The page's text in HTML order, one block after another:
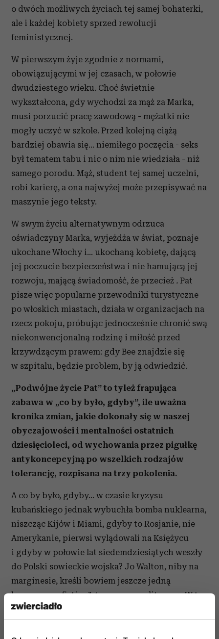
o dwóch możliwych życiach tej samej bohaterki,
ale i każdej kobiety sprzed rewolucji
feministycznej.
W pierwszym żyje zgodnie z normami,
obowiązującymi w jej czasach, w połowie
dwudziestego wieku. Choć świetnie
wykształcona, gdy wychodzi za mąż za Marka,
musi porzucić pracę zawodową - mężatki nie
mogły uczyć w szkole. Przed kolejną ciążą
bardziej obawia się… niemiłego poczęcia - seks
był tematem tabu i nic o nim nie wiedziała - niż
samego porodu. Mąż, student tej samej uczelni,
robi karierę, a ona najwyżej może przepisywać na
maszynie jego teksty.
W swym życiu alternatywnym odrzuca
oświadczyny Marka, wyjeżdża w świat, poznaje
ukochane Włochy i… ukochaną kobietę, dającą
jej poczucie bezpieczeństwa i nie hamującą jej
rozwoju, mającą świadomość, że przecież . Pat
pisze więc popularne przewodniki turystyczne
po włoskich miastach, działa w organizacjach na
rzecz pokoju, próbując jednocześnie chronić swą
niekonwencjonalną rodzinę i miłość przed
krzywdzącym prawem: gdy Bee znajdzie się
w szpitalu, będzie problem, by ją odwiedzić.
„Podwójne życie Pat” to tyleż frapująca
zabawa w „co by było, gdyby”, ile uważna
kronika zmian, jakie dokonały się w naszej
obyczajowości i mentalności ostatnich
dziesięcioleci, od wychowania przez pigułkę
antykoncepcyjną po wszelkich rodzajów
tolerancję, rozpisana na trzy pokolenia.
A co by było, gdyby… w czasie kryzysu
kubańskiego jednak wybuchła bomba nuklearna,
niszcząc Kijów i Miami, gdyby to Rosjanie, nie
Amerykanie, pierwsi wylądowali na Księżycu
i gdyby w połowie lat siedemdziesiątych weszły
do Polski sowieckie wojska? Jo Walton, niby na
marginesie, kreśli bowiem jeszcze jedną
brawurową „fiction”, tym razem polityczną. W ten
sposób dwie Patricie żyją także w dwóch różnych